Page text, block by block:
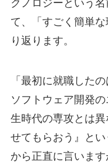
クノロジーという
て、「すごく簡単
り返ります。
「最初に就職した
ソフトウェア開発
生時代の専攻とは
せてもらおう』と
から正直に言いま